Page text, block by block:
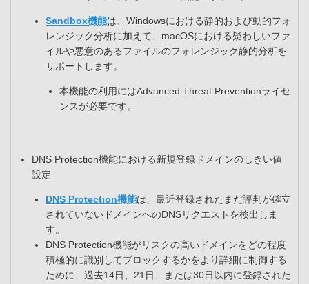
Sandbox機能は、Windowsにおける静的および動的フォ
レンジック分析に加えて、macOSにおける疑わしいファ
イルや悪意のあるファイルのフォレンジック静的分析を
サポートします。
本機能の利用にはAdvanced Threat Preventionライセ
ンスが必要です。
DNS Protection機能における新規登録ドメインのしきい値
設定​
DNS Protection機能は、最近登録されたまだ評判が確立
されていないドメインへのDNSリクエストを検出しま
す。​
DNS Protection機能がリスクの高いドメインをどの程度
積極的に識別してブロックするかをより詳細に制御する
ために、過去14日、21日、または30日以内に登録された